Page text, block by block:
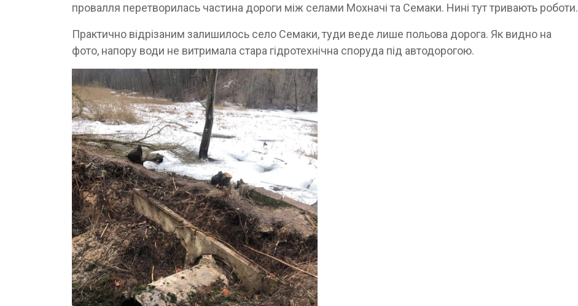
провалля перетворилась частина дороги між селами Мохначі та Семаки. Нині тут тривають роботи.
Практично відрізаним залишилось село Семаки, туди веде лише польова дорога. Як видно на
фото, напору води не витримала стара гідротехнічна споруда під автодорогою.